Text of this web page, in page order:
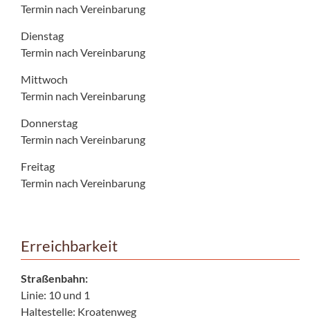
Termin nach Vereinbarung
Dienstag
Termin nach Vereinbarung
Mittwoch
Termin nach Vereinbarung
Donnerstag
Termin nach Vereinbarung
Freitag
Termin nach Vereinbarung
Erreichbarkeit
Straßenbahn:
Linie: 10 und 1
Haltestelle: Kroatenweg